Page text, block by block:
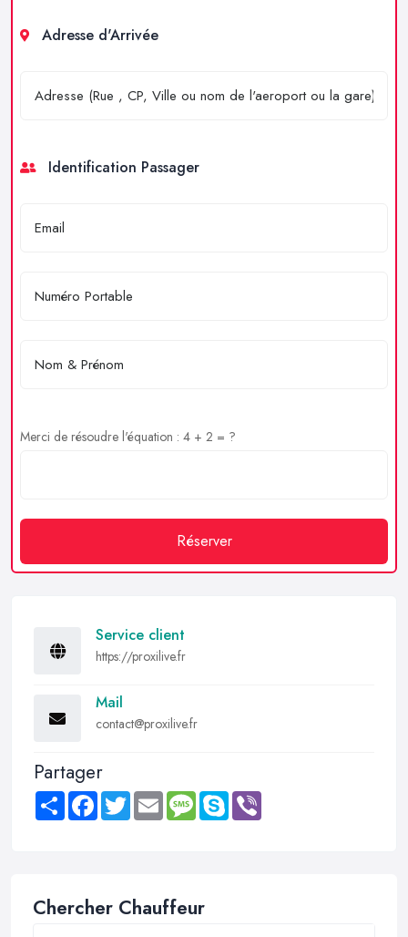
Adresse d'Arrivée
Identification Passager
Merci de résoudre l'équation : 4 + 2 = ?
Réserver
Service client
https://proxilive.fr
Mail
contact@proxilive.fr
Partager
Share FacebookTwitter Email MessageSkype
Chercher Chauffeur